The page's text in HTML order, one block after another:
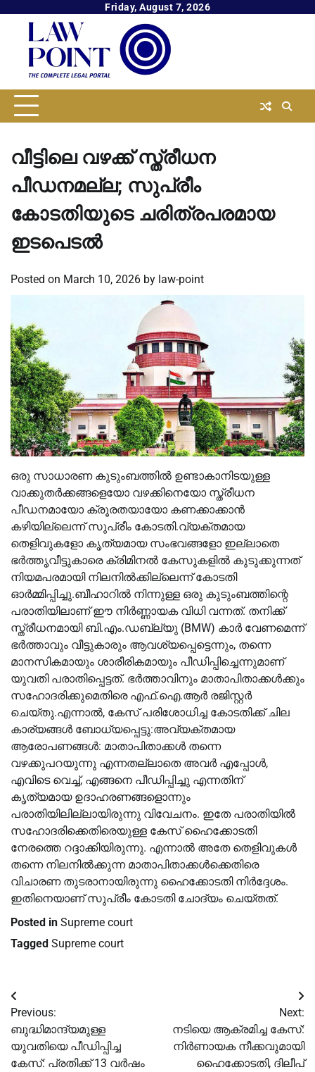
content
Friday, August 7, 2026
വീട്ടിലെ വഴക്ക് സ്ത്രീധന
പീഡനമല്ല; സുപ്രീം
കോടതിയുടെ ചരിത്രപരമായ
ഇടപെടല്‍
Posted on March 10, 2026 by law-point
ഒരു സാധാരണ കുടുംബത്തില്‍ ഉണ്ടാകാനിടയുള്ള
വാക്കുതർക്കങ്ങളെയോ വഴക്കിനെയോ സ്ത്രീധന
പീഡനമായോ ക്രൂരതയായോ കണക്കാക്കാൻ
കഴിയില്ലെന്ന് സുപ്രീം കോടതി.വ്യക്തമായ
തെളിവുകളോ കൃത്യമായ സംഭവങ്ങളോ ഇല്ലാതെ
ഭർത്തൃവീട്ടുകാരെ ക്രിമിനല്‍ കേസുകളില്‍ കുടുക്കുന്നത്
നിയമപരമായി നിലനില്‍ക്കില്ലെന്ന് കോടതി
ഓർമ്മിപ്പിച്ചു.ബീഹാറില്‍ നിന്നുള്ള ഒരു കുടുംബത്തിന്റെ
പരാതിയിലാണ് ഈ നിർണ്ണായക വിധി വന്നത്. തനിക്ക്
സ്ത്രീധനമായി ബി.എം.ഡബ്ല്യു (BMW) കാർ വേണമെന്ന്
ഭർത്താവും വീട്ടുകാരും ആവശ്യപ്പെട്ടെന്നും, തന്നെ
മാനസികമായും ശാരീരികമായും പീഡിപ്പിച്ചെന്നുമാണ്
യുവതി പരാതിപ്പെട്ടത്. ഭർത്താവിനും മാതാപിതാക്കള്‍ക്കും
സഹോദരിക്കുമെതിരെ എഫ്.ഐ.ആർ രജിസ്റ്റർ
ചെയ്തു.എന്നാല്‍, കേസ് പരിശോധിച്ച കോടതിക്ക് ചില
കാര്യങ്ങള്‍ ബോധ്യപ്പെട്ടു:അവ്യക്തമായ
ആരോപണങ്ങള്‍: മാതാപിതാക്കള്‍ തന്നെ
വഴക്കുപറയുന്നു എന്നതല്ലാതെ അവർ എപ്പോള്‍,
എവിടെ വെച്ച്‌, എങ്ങനെ പീഡിപ്പിച്ചു എന്നതിന്
കൃത്യമായ ഉദാഹരണങ്ങളൊന്നും
പരാതിയിലില്ലായിരുന്നു വിവേചനം. ഇതേ പരാതിയില്‍
സഹോദരിക്കെതിരെയുള്ള കേസ് ഹൈക്കോടതി
നേരത്തെ റദ്ദാക്കിയിരുന്നു. എന്നാല്‍ അതേ തെളിവുകള്‍
തന്നെ നിലനില്‍ക്കുന്ന മാതാപിതാക്കള്‍ക്കെതിരെ
വിചാരണ തുടരാനായിരുന്നു ഹൈക്കോടതി നിർദ്ദേശം.
ഇതിനെയാണ് സുപ്രീം കോടതി ചോദ്യം ചെയ്തത്.
Posted in Supreme court
Tagged Supreme court
Post
navigation
Previous:
ബുദ്ധിമാന്ദ്യമുള്ള
യുവതിയെ പീഡിപ്പിച്ച
കേസ്: പ്രതിക്ക് 13 വര്‍ഷം
Next:
നടിയെ ആക്രമിച്ച കേസ്:
നിര്‍ണായക നീക്കവുമായി
ഹൈക്കോടതി, ദിലീപ്